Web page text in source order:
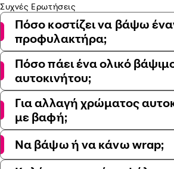
Συχνές Ερωτήσεις
Πόσο κοστίζει να βάψω
προφυλακτήρα;
Πόσο πάει ένα ολικό
αυτοκινήτου;
Για αλλαγή χρώματος
με βαφή;
Να βάψω ή να κάνω wrap;